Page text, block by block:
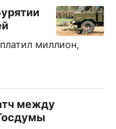
миллион,
между